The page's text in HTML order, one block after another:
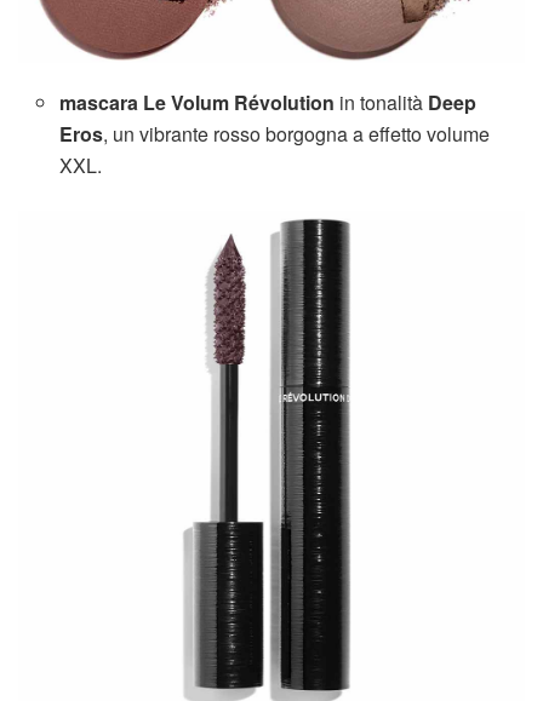
mascara Le Volum Révolution in tonalità Deep
Eros, un vibrante rosso borgogna a effetto volume
XXL.